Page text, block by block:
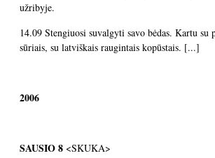
užribyje.
14.09 Stengiuosi suvalgyti savo bėdas. Kartu su
sūriais, su latviškais raugintais kopūstais. [...]
2006
SAUSIO8 <SKUKA>